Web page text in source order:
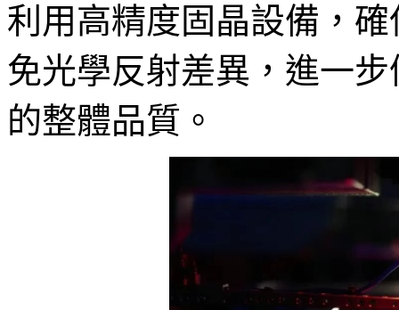
利用高精度固晶設備，
免光學反射差異，進一
的整體品質。